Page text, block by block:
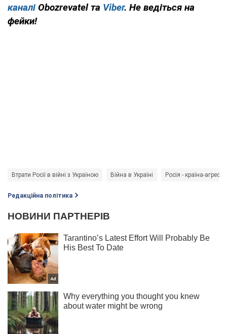
каналі Obozrevatel та Viber. Не ведіться на
фейки!
Втрати Росії в війні з Україною Війна в Україні Росія - країна-агресор
Редакційна політика